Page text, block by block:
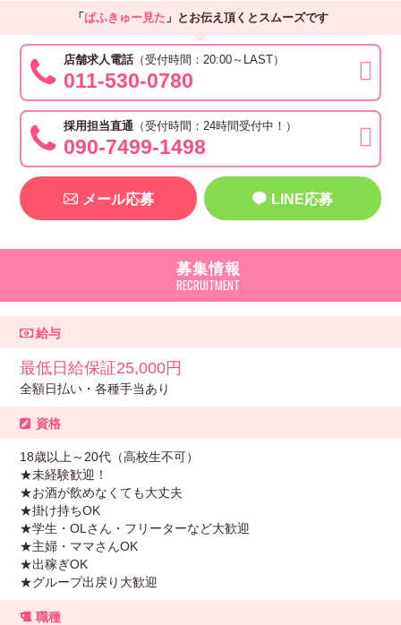
「 ぱふきゅー見た 」とお伝え頂くとスムーズです
店舗求人電話 （受付時間：20:00～LAST）
011-530-0780
採用担当直通 （受付時間：24時間受付中！）
090-7499-1498
メール応募 LINE応募
募集情報
給与
最低日給保証25,000円
全額日払い・各種手当あり
資格
18歳以上～20代（高校生不可）
★未経験歓迎！
★お酒が飲めなくても大丈夫
★掛け持ちOK
★学生・OLさん・フリーターなど大歓迎
★主婦・ママさんOK
★出稼ぎOK
★グループ出戻り大歓迎
職種